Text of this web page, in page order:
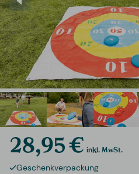
28,95 € inkl. MwSt.
Geschenkverpackung